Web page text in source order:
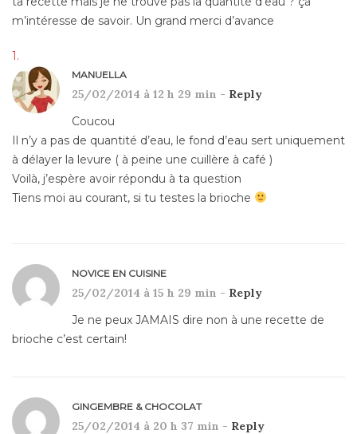
m’intéresse de savoir. Un grand merci d’avance
MANUELLA
25/02/2014 à 12 h 29 min - Reply
Coucou
Il n’y a pas de quantité d’eau, le fond d’eau sert uniquement
à délayer la levure ( à peine une cuillère à café )
Voilà, j’espère avoir répondu à ta question
Tiens moi au courant, si tu testes la brioche
NOVICE EN CUISINE
25/02/2014 à 15 h 29 min - Reply
Je ne peux JAMAIS dire non à une recette de
brioche c’est certain!
GINGEMBRE & CHOCOLAT
25/02/2014 à 20 h 37 min - Reply